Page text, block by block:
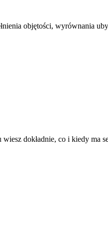
objętości, wyrównania
dokładnie, co i kiedy ma